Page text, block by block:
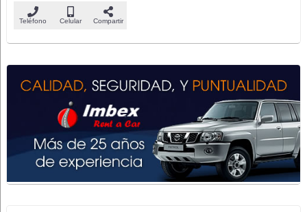
Teléfono Celular Compartir